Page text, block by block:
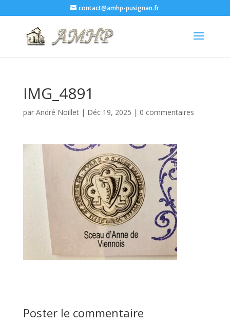
contact@amhp-pusignan.fr
IMG_4891
par André Noillet| Déc 19, 2025 | 0 commentaires
Poster le commentaire